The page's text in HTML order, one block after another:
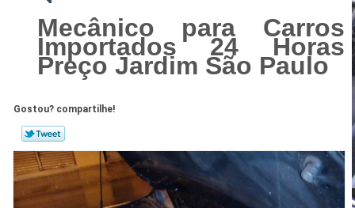
Mecânico para Carros
Importados 24 Horas
Preço Jardim São Paulo
Gostou? compartilhe!